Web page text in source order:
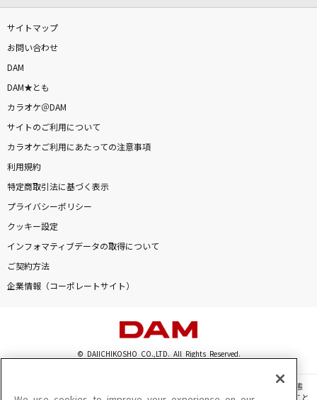
サイトマップ
お問い合わせ
DAM
DAM★とも
カラオケ＠DAM
サイトのご利用について
カラオケご利用にあたっての注意事項
利用規約
特定商取引法に基づく表示
プライバシーポリシー
クッキー設定
インフォマティブデータの取得について
ご契約方法
企業情報（コーポレートサイト）
© DAIICHIKOSHO CO.,LTD. All Rights Reserved.
このサイトに掲載されている一切の文章・画像・写真・動画・音声等を、手段や形態
を問わず、著作権法の定める範囲を超えて無断で複製、転載、ファイル化などすること